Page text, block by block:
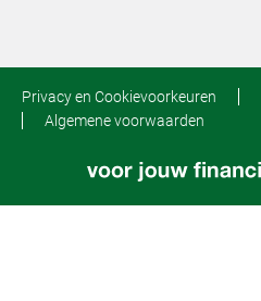
Privacy en Cookievoorkeuren
Algemene voorwaarden